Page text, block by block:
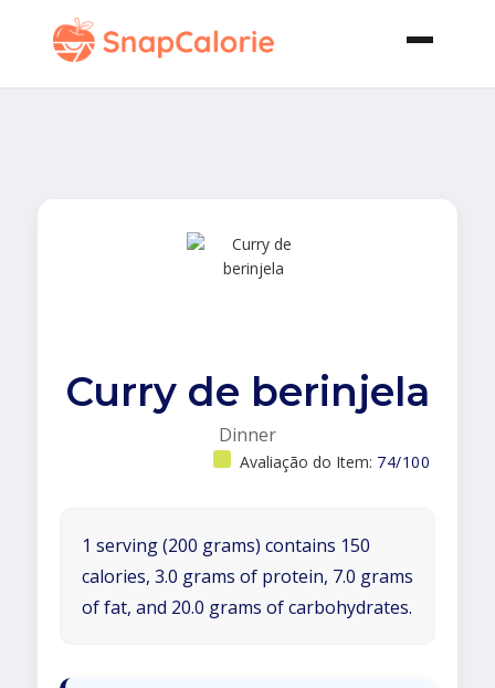
Curry de berinjela
Dinner
Avaliação do Item: 74/100
1 serving (200 grams) contains 150
calories, 3.0 grams of protein, 7.0 grams
of fat, and 20.0 grams of carbohydrates.